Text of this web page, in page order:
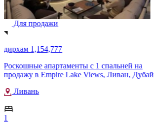
Для продажи
дирхам 1,154,777
Роскошные апартаменты с 1 спальней на
продажу в Empire Lake Views, Ливан, Дубай
Ливань
1